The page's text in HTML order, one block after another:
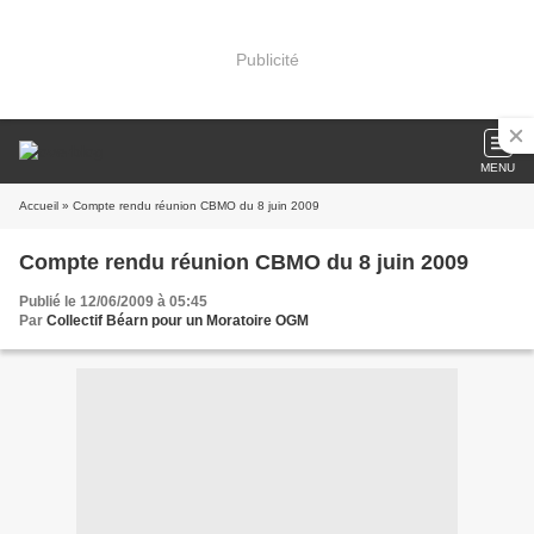
Publicité
MENU
Accueil » Compte rendu réunion CBMO du 8 juin 2009
Compte rendu réunion CBMO du 8 juin 2009
Publié le 12/06/2009 à 05:45
Par Collectif Béarn pour un Moratoire OGM